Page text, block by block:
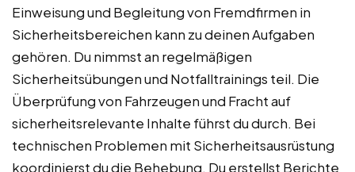
Einweisung und Begleitung von Fremdfirmen in
Sicherheitsbereichen kann zu deinen Aufgaben
gehören. Du nimmst an regelmäßigen
Sicherheitsübungen und Notfalltrainings teil. Die
Überprüfung von Fahrzeugen und Fracht auf
sicherheitsrelevante Inhalte führst du durch. Bei
technischen Problemen mit Sicherheitsausrüstung
koordinierst du die Behebung. Du erstellst Berichte